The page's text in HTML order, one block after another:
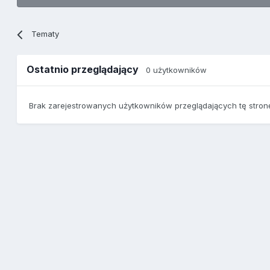
Tematy
Ostatnio przeglądający0 użytkowników
Brak zarejestrowanych użytkowników przeglądających tę